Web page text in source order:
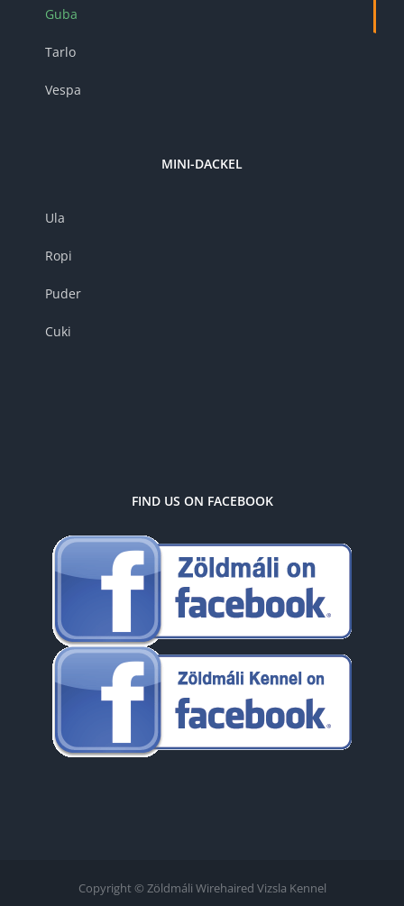
Guba
Tarlo
Vespa
MINI-DACKEL
Ula
Ropi
Puder
Cuki
FIND US ON FACEBOOK
Copyright © Zöldmáli Wirehaired Vizsla Kennel